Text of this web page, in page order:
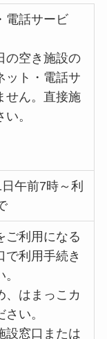
電話サービ
の空き施設の
ット・電話サ
せん。直接施
ださい。
午前7時～利
ご利用になる
で利用手続き
はまっこカ
い。
設窓口または